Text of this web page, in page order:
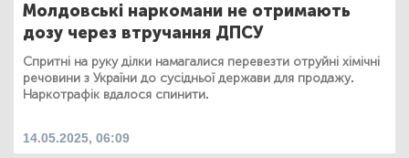
Молдовські наркомани не отримають
дозу через втручання ДПСУ
Спритні на руку ділки намагалися перевезти отруйні хімічні
речовини з України до сусідньої держави для продажу.
Наркотрафік вдалося спинити.
14.05.2025, 06:09